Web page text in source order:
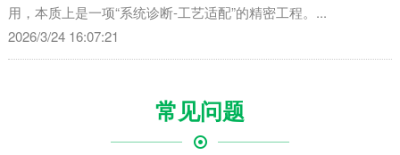
用，本质上是一项“系统诊断-工艺适配”的精密工程。...
2026/3/24 16:07:21
常见问题